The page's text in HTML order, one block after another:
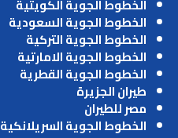
الخطوط الجوية الكويتية
الخطوط الجوية السعودية
الخطوط الجوية التركية
الخطوط الجوية الامارتية
الخطوط الجوية القطرية
طيران الجزيرة
مصر للطيران
الخطوط الجوية السريلانكية